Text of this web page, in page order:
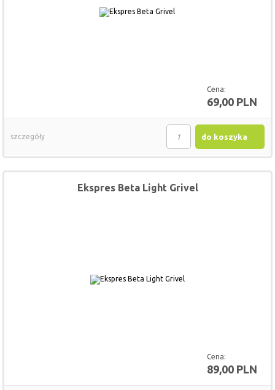
Cena:
69,00 PLN
do koszyka
szczegóły
Cena:
89,00 PLN
Ekspres Beta Light Grivel